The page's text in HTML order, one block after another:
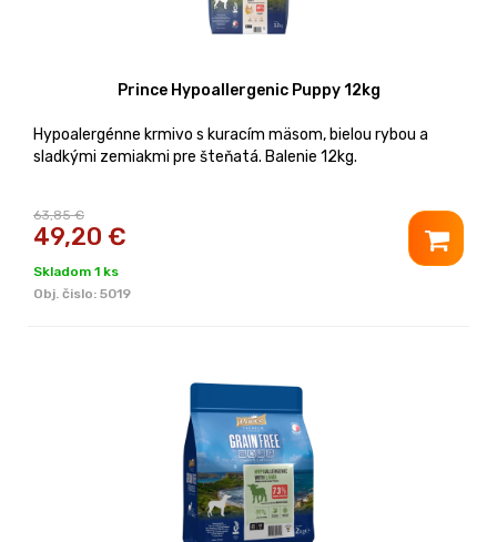
Prince Hypoallergenic Puppy 12kg
Hypoalergénne krmivo s kuracím mäsom, bielou rybou a
sladkými zemiakmi pre šteňatá. Balenie 12kg.
63,85 €
49,20 €
Skladom 1 ks
Obj. čislo: 5019